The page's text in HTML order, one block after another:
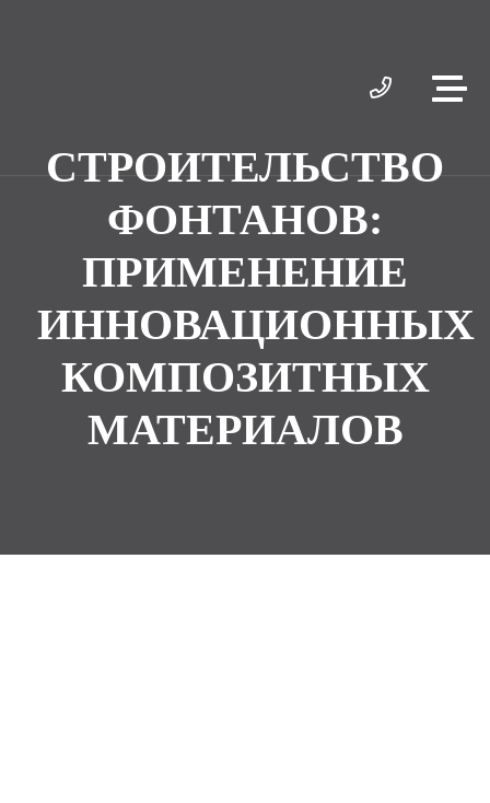
СТРОИТЕЛЬСТВО
ФОНТАНОВ:
ПРИМЕНЕНИЕ
ИННОВАЦИОННЫХ
КОМПОЗИТНЫХ
МАТЕРИАЛОВ